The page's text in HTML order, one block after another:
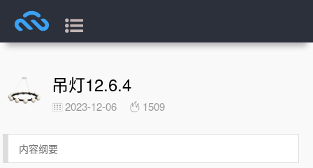
吊灯12.6.4
2023-12-06 1509
内容纲要